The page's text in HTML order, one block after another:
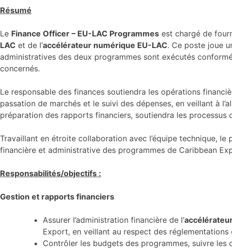
Résumé
Le Finance Officer – EU-LAC Programmes est chargé de
LAC et de l’accélérateur numérique EU-LAC. Ce poste joue
administratives des deux programmes sont exécutés
concernés.
Le responsable des finances soutiendra les opérations
passation de marchés et le suivi des dépenses, en veillant à
préparation des rapports financiers, soutiendra les processus
Travaillant en étroite collaboration avec l’équipe technique,
financière et administrative des programmes de Caribbean
Responsabilités/objectifs :
Gestion et rapports financiers
Assurer l’administration financière de l’
Export, en veillant au respect des réglementations
Contrôler les budgets des programmes, suivre